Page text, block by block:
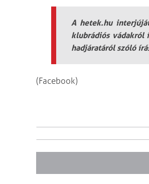
A hetek.hu
klubrádiós
hadjáratáról szóló
(Facebook)